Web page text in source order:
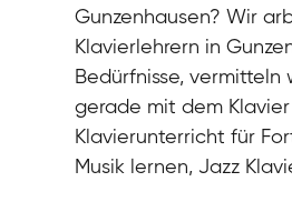
Gunzenhausen? Wir
Klavierlehrern in
Bedürfnisse,
gerade mit dem
Klavierunterricht für
Musik lernen, Jazz